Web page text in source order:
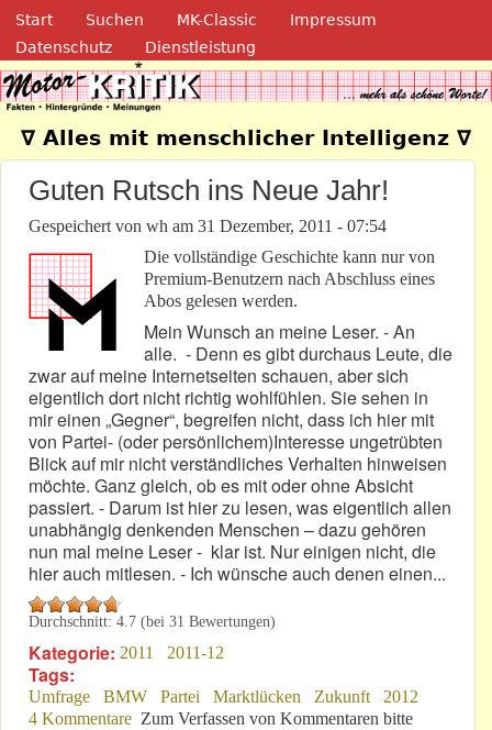
Direkt zum Inhalt
Navigation
Start Suchen MK-Classic
Impressum
Datenschutz
Dienstleistung
Motor-Kritik.de
∇ Alles mit menschlicher Intelligenz ∇
Guten Rutsch ins Neue Jahr!
Gespeichert von wh am 31 Dezember, 2011 - 07:54
Die vollständige Geschichte kann nur von
Premium-Benutzern nach Abschluss eines
Abos gelesen werden.
Mein Wunsch an meine Leser. - An
alle. - Denn es gibt durchaus Leute, die
zwar auf meine Internetseiten schauen, aber sich
eigentlich dort nicht richtig wohlfühlen. Sie sehen in
mir einen „Gegner“, begreifen nicht, dass ich hier mit
von Partei- (oder persönlichem)Interesse ungetrübten
Blick auf mir nicht verständliches Verhalten hinweisen
möchte. Ganz gleich, ob es mit oder ohne Absicht
passiert. - Darum ist hier zu lesen, was eigentlich allen
unabhängig denkenden Menschen – dazu gehören
nun mal meine Leser - klar ist. Nur einigen nicht, die
hier auch mitlesen. - Ich wünsche auch denen einen...
Durchschnitt: 4.7 (bei 31 Bewertungen)
Kategorie: 2011 2011-12
Tags:
Umfrage BMW Partei Marktlücken Zukunft
2012
4 Kommentare Zum Verfassen von Kommentaren bitte